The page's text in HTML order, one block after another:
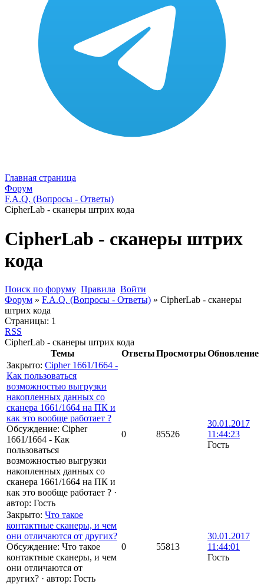
Главная страница
Форум
F.A.Q. (Вопросы - Ответы)
CipherLab - сканеры штрих кода
CipherLab - сканеры штрих
кода
Поиск по форуму Правила Войти
Форум » F.A.Q. (Вопросы - Ответы) » CipherLab - сканеры
штрих кода
Страницы: 1
RSS
CipherLab - сканеры штрих кода
Темы
ОтветыПросмотрыОбновление
Закрыто: Cipher 1661/1664 -
Как пользоваться
возможностью выгрузки
накопленных данных со
сканера 1661/1664 на ПК и
как это вообще работает ?
Обсуждение: Cipher
1661/1664 - Как
пользоваться
возможностью выгрузки
накопленных данных со
сканера 1661/1664 на ПК и
как это вообще работает ? ·
автор: Гость
0 85526
30.01.2017
11:44:23
Гость
Закрыто: Что такое
контактные сканеры, и чем
они отличаются от других?
Обсуждение: Что такое
контактные сканеры, и чем
они отличаются от
других? · автор: Гость
0 55813
30.01.2017
11:44:01
Гость